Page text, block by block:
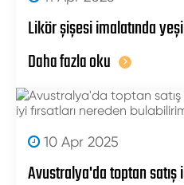
Likör şişesi imalatında
Daha fazla oku
10 Apr 2025
Avustralya'da toptan